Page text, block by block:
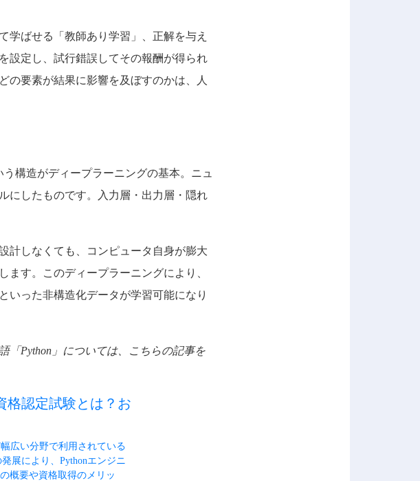
学ばせる「教師あり学習」、正解を与え
設定し、試行錯誤してその報酬が得られ
の要素が結果に影響を及ぼすのかは、人
構造がディープラーニングの基本。ニュ
にしたものです。入力層・出力層・隠れ
計しなくても、コンピュータ自身が膨大
す。このディープラーニングにより、
いった非構造化データが学習可能になり
「Python」については、こちらの記事を
格認定試験とは？お
広い分野で利用されている
展により、Pythonエンジニ
概要や資格取得のメリッ